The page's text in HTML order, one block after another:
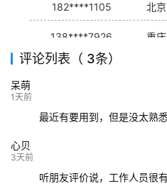
182****1105 北京
138****7926 重庆
139****9233
评论列表（ 3条）
呆萌
1天前
最近有要用到，但是没太熟
心贝
3天前
听朋友评价说，工作人员很